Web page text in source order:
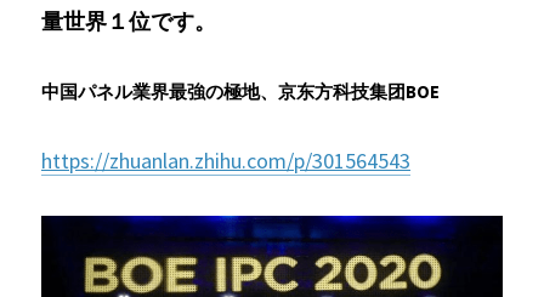
量世界１位です。
中国パネル業界最強の極地、京东方科技集团BOE
https://zhuanlan.zhihu.com/p/301564543